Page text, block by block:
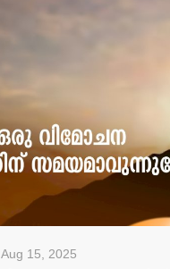
Aug 15, 2025